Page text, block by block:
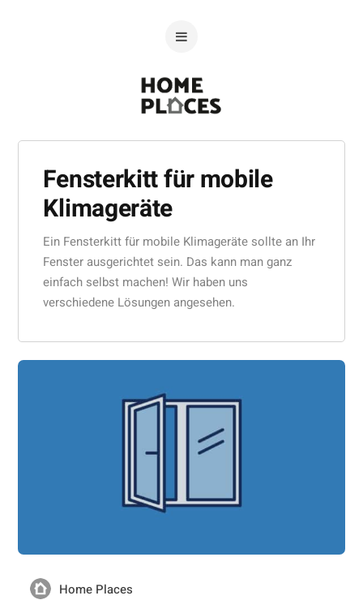
Fensterkitt für mobile
Klimageräte
Ein Fensterkitt für mobile Klimageräte sollte an Ihr
Fenster ausgerichtet sein. Das kann man ganz
einfach selbst machen! Wir haben uns
verschiedene Lösungen angesehen.
Home Places